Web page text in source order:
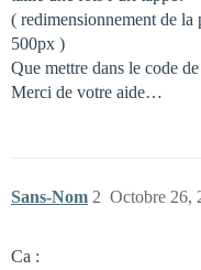
( redimensionnement de la
500px )
Que mettre dans le code
Merci de votre aide…
Sans-Nom Octobre 26,
2
Ca :